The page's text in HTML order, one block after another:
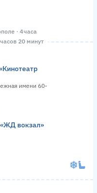
· 4 часа
20 минут
имени 60-
«ЖД вокзал»